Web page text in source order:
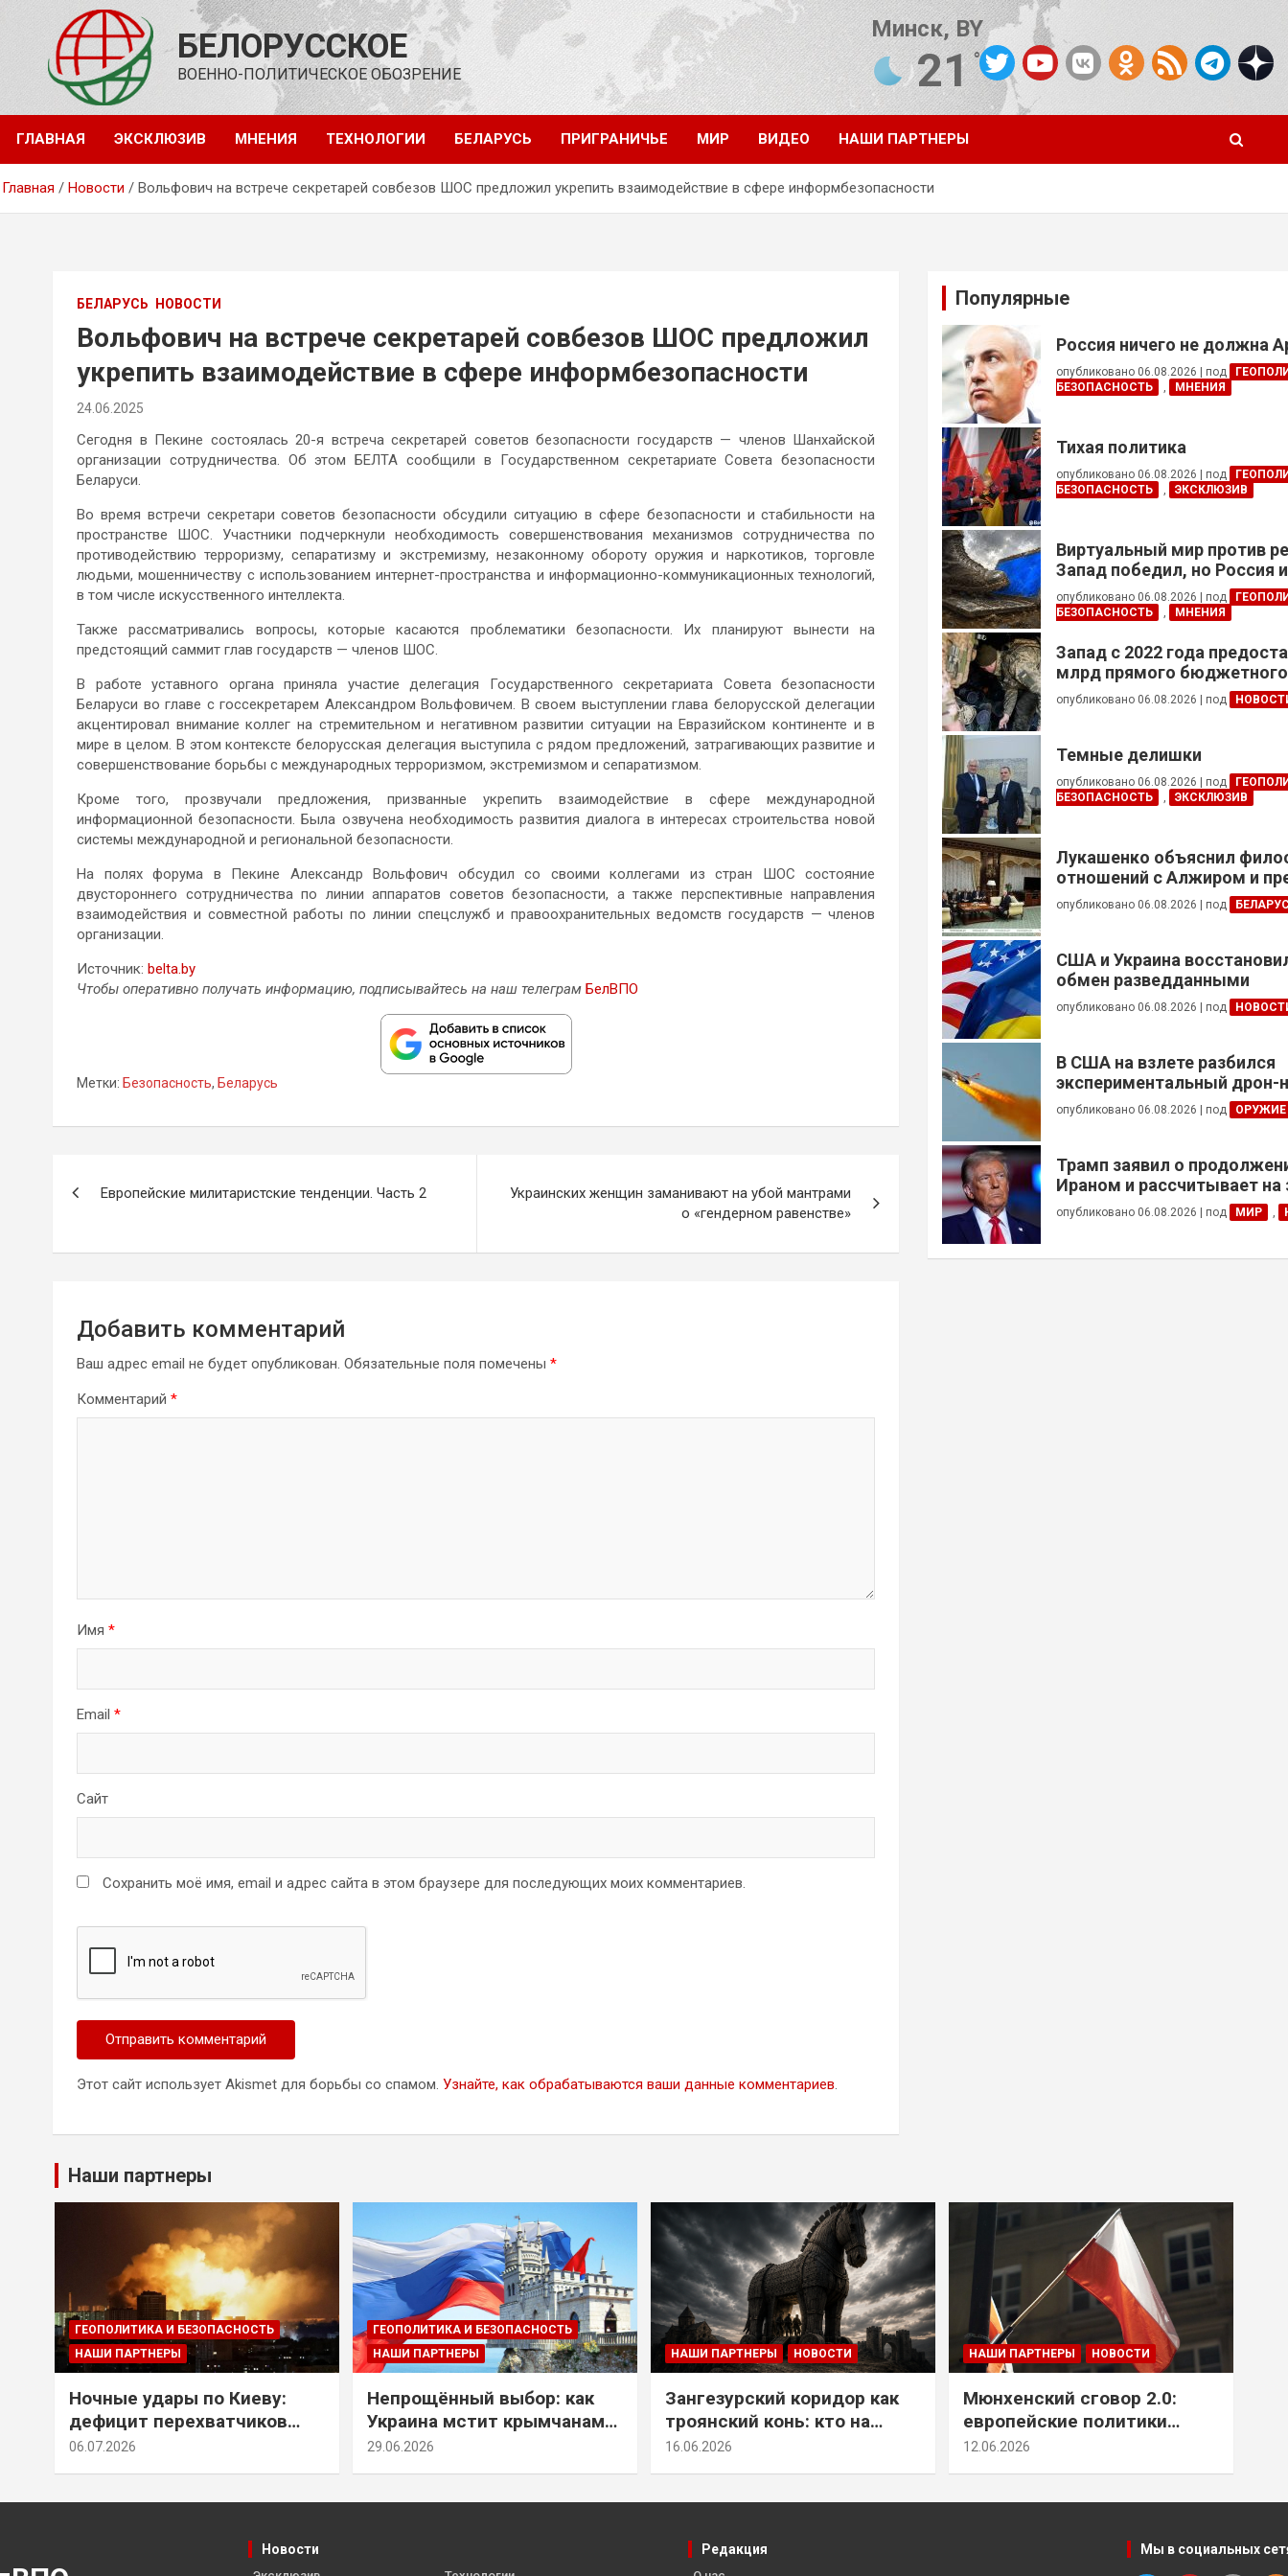
содержимому
БЕЛОРУССКОЕ
ВОЕННО-ПОЛИТИЧЕСКОЕ ОБОЗРЕНИЕ
Минск, BY
21°C
Погода от OpenWeatherMap
ГЛАВНАЯ ЭКСКЛЮЗИВ МНЕНИЯ ТЕХНОЛОГИИ БЕЛАРУСЬ ПРИГРАНИЧЬЕ МИР ВИДЕО НАШИ ПАРТНЕРЫ
Главная Новости Вольфович на встрече секретарей совбезов ШОС предложил укрепить взаимодействие в сфере информбезопасности
БЕЛАРУСЬ НОВОСТИ
Вольфович на встрече секретарей совбезов ШОС предложил
укрепить взаимодействие в сфере информбезопасности
24.06.2025
Сегодня в Пекине состоялась 20-я встреча секретарей советов безопасности государств — членов Шанхайской
организации сотрудничества. Об этом БЕЛТА сообщили в Государственном секретариате Совета безопасности
Беларуси.
Во время встречи секретари советов безопасности обсудили ситуацию в сфере безопасности и стабильности на
пространстве ШОС. Участники подчеркнули необходимость совершенствования механизмов сотрудничества по
противодействию терроризму, сепаратизму и экстремизму, незаконному обороту оружия и наркотиков, торговле
людьми, мошенничеству с использованием интернет-пространства и информационно-коммуникационных технологий,
в том числе искусственного интеллекта.
Также рассматривались вопросы, которые касаются проблематики безопасности. Их планируют вынести на
предстоящий саммит глав государств — членов ШОС.
В работе уставного органа приняла участие делегация Государственного секретариата Совета безопасности
Беларуси во главе с госсекретарем Александром Вольфовичем. В своем выступлении глава белорусской делегации
акцентировал внимание коллег на стремительном и негативном развитии ситуации на Евразийском континенте и в
мире в целом. В этом контексте белорусская делегация выступила с рядом предложений, затрагивающих развитие и
совершенствование борьбы с международных терроризмом, экстремизмом и сепаратизмом.
Кроме того, прозвучали предложения, призванные укрепить взаимодействие в сфере международной
информационной безопасности. Была озвучена необходимость развития диалога в интересах строительства новой
системы международной и региональной безопасности.
На полях форума в Пекине Александр Вольфович обсудил со своими коллегами из стран ШОС состояние
двустороннего сотрудничества по линии аппаратов советов безопасности, а также перспективные направления
взаимодействия и совместной работы по линии спецслужб и правоохранительных ведомств государств — членов
организации.
Источник: belta.by
Чтобы оперативно получать информацию, подписывайтесь на наш телеграм БелВПО
Метки: Безопасность, Беларусь
записям
Европейские милитаристские тенденции. Часть 2
Украинских женщин заманивают на убой мантрами
о «гендерном равенстве»
Добавить комментарий
Ваш адрес email не будет опубликован. Обязательные поля помечены *
Комментарий *
Имя *
Email *
Сайт
Сохранить моё имя, email и адрес сайта в этом браузере для последующих моих комментариев.
Этот сайт использует Akismet для борьбы со спамом. Узнайте, как обрабатываются ваши данные комментариев.
Популярные
Россия ничего не должна
опубликовано 06.08.2026 под
БЕЗОПАСНОСТЬ
, МНЕНИЯ
Тихая политика
опубликовано 06.08.2026 под
БЕЗОПАСНОСТЬ
, ЭКСКЛЮЗИВ
Виртуальный мир против
Запад победил, но Россия
опубликовано 06.08.2026 под
БЕЗОПАСНОСТЬ
, МНЕНИЯ
Запад с 2022 года
млрд прямого бюджетного
финансирования — глава
Украины
опубликовано 06.08.2026 под
Темные делишки
опубликовано 06.08.2026 под
БЕЗОПАСНОСТЬ
, ЭКСКЛЮЗИВ
Лукашенко объяснил
отношений с Алжиром и
ускорить реализацию
опубликовано 06.08.2026 под
США и Украина
обмен разведданными
опубликовано 06.08.2026 под
В США на взлете разбился
экспериментальный дрон-
опубликовано 06.08.2026 под ОРУЖИЕ
Трамп заявил о
Ираном и рассчитывает на
сделки
опубликовано 06.08.2026 под МИР ,
Наши партнеры
ГЕОПОЛИТИКА И БЕЗОПАСНОСТЬ
НАШИ ПАРТНЕРЫ
Ночные удары по Киеву:
дефицит перехватчиков
Patriot и оборонительные
06.07.2026
ГЕОПОЛИТИКА И БЕЗОПАСНОСТЬ
НАШИ ПАРТНЕРЫ
Непрощённый выбор: как
Украина мстит крымчанам
за их историческое решение
29.06.2026
НАШИ ПАРТНЕРЫ НОВОСТИ
Зангезурский коридор как
троянский конь: кто на
самом деле осваивает юг
16.06.2026
НАШИ ПАРТНЕРЫ НОВОСТИ
Мюнхенский сговор 2.0:
европейские политики
снова растят монстра у
12.06.2026
Новости Редакция Мы в социальных